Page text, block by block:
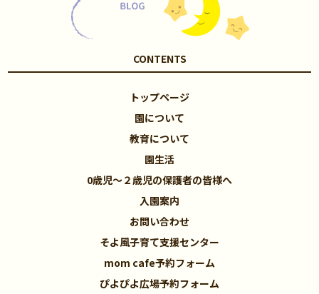
CONTENTS
トップページ
園について
教育について
園生活
0歳児～２歳児の保護者の皆様へ
入園案内
お問い合わせ
そよ風子育て支援センター
mom cafe予約フォーム
ぴよぴよ広場予約フォーム